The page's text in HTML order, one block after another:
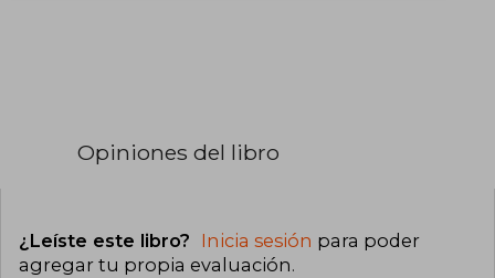
Formativa
Familia
Opiniones del libro
¿Leíste este libro? Inicia sesión para poder
agregar tu propia evaluación.